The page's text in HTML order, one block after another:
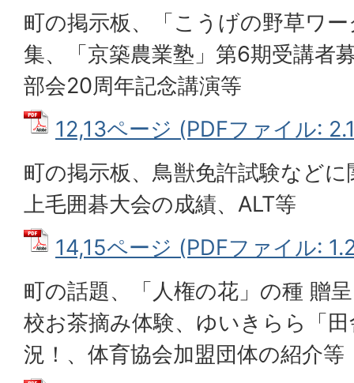
町の掲示板、「こうげの野草ワ
集、「京築農業塾」第6期受講者
部会20周年記念講演等
12,13ページ (PDFファイル:
町の掲示板、鳥獣免許試験など
上毛囲碁大会の成績、ALT等
14,15ページ (PDFファイル:
町の話題、「人権の花」の種 贈
校お茶摘み体験、ゆいきらら「
況！、体育協会加盟団体の紹介等